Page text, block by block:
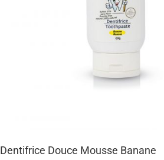
Dentifrice Douce Mousse Banane